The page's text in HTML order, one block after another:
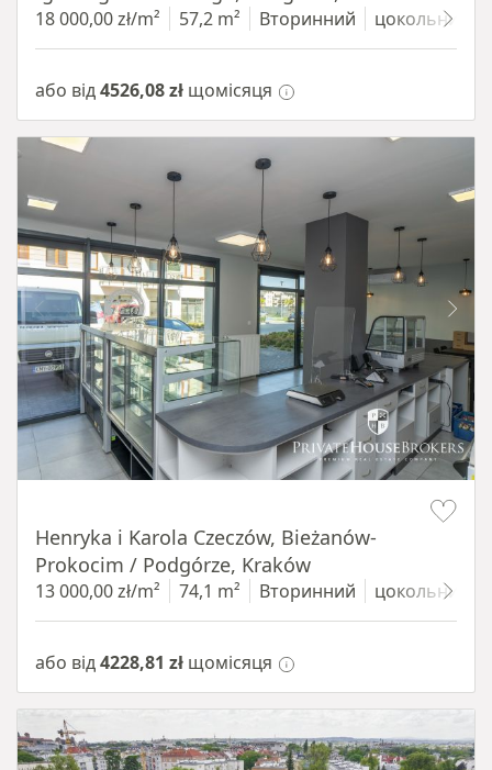
18 000,00 zł/m² 57,2 m² Вторинний цокольний
або від4526,08 zł щомісяця
Henryka i Karola Czeczów, Bieżanów-
Prokocim / Podgórze, Kraków
13 000,00 zł/m² 74,1 m² Вторинний цокольний
або від4228,81 zł щомісяця